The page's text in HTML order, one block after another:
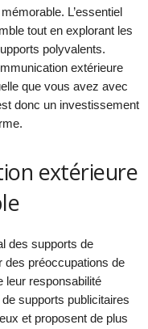
L’essentiel
tout en explorant les
polyvalents.
extérieure
que vous avez avec
donc un investissement
extérieure
des supports de
des préoccupations de
leur responsabilité
supports publicitaires
et proposent de plus